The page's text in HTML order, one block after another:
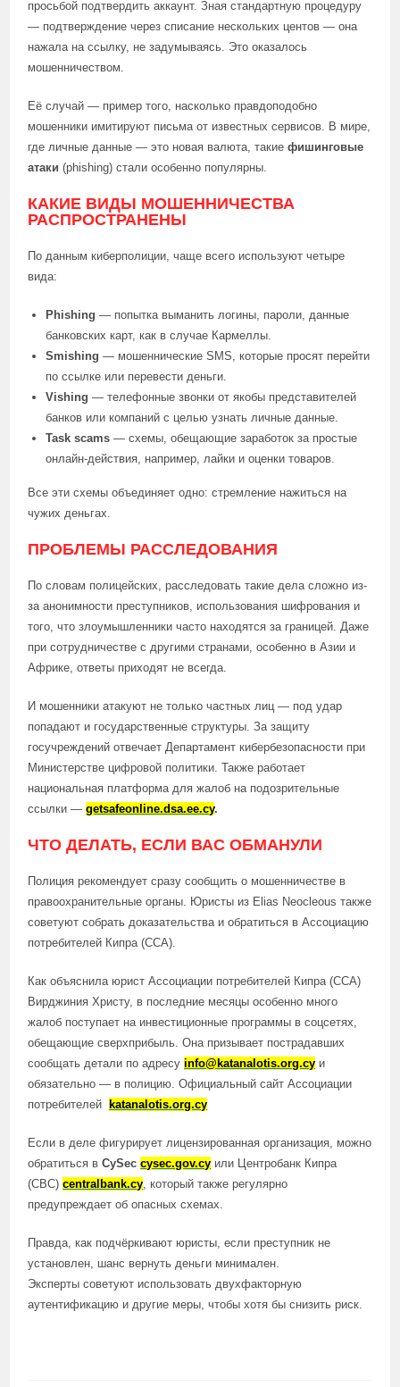
просьбой подтвердить аккаунт. Зная стандартную процедуру
— подтверждение через списание нескольких центов — она
нажала на ссылку, не задумываясь. Это оказалось
мошенничеством.
Её случай — пример того, насколько правдоподобно
мошенники имитируют письма от известных сервисов. В мире,
где личные данные — это новая валюта, такиефишинговые
атаки (phishing) стали особенно популярны.
КАКИЕ ВИДЫ МОШЕННИЧЕСТВА
РАСПРОСТРАНЕНЫ
По данным киберполиции, чаще всего используют четыре
вида:
Phishing — попытка выманить логины, пароли, данные
банковских карт, как в случае Кармеллы.
Smishing — мошеннические SMS, которые просят перейти
по ссылке или перевести деньги.
Vishing — телефонные звонки от якобы представителей
банков или компаний с целью узнать личные данные.
Task scams — схемы, обещающие заработок за простые
онлайн-действия, например, лайки и оценки товаров.
Все эти схемы объединяет одно: стремление нажиться на
чужих деньгах.
ПРОБЛЕМЫ РАССЛЕДОВАНИЯ
По словам полицейских, расследовать такие дела сложно из-
за анонимности преступников, использования шифрования и
того, что злоумышленники часто находятся за границей. Даже
при сотрудничестве с другими странами, особенно в Азии и
Африке, ответы приходят не всегда.
И мошенники атакуют не только частных лиц — под удар
попадают и государственные структуры. За защиту
госучреждений отвечает Департамент кибербезопасности при
Министерстве цифровой политики. Также работает
национальная платформа для жалоб на подозрительные
ссылки —getsafeonline.dsa.ee.cy.
ЧТО ДЕЛАТЬ, ЕСЛИ ВАС ОБМАНУЛИ
Полиция рекомендует сразу сообщить о мошенничестве в
правоохранительные органы. Юристы из Elias Neocleous также
советуют собрать доказательства и обратиться в Ассоциацию
потребителей Кипра (CCA).
Как объяснила юрист Ассоциации потребителей Кипра (CCA)
Вирджиния Христу, в последние месяцы особенно много
жалоб поступает на инвестиционные программы в соцсетях,
обещающие сверхприбыль. Она призывает пострадавших
сообщать детали по адресуinfo@katanalotis.org.cy и
обязательно — в полицию. Официальный сайт Ассоциации
потребителей
katanalotis.org.cy
Если в деле фигурирует лицензированная организация, можно
обратиться вCySec cysec.gov.cy или Центробанк Кипра
(CBC)centralbank.cy, который также регулярно
предупреждает об опасных схемах.
Правда, как подчёркивают юристы, если преступник не
установлен, шанс вернуть деньги минимален.
Эксперты советуют использовать двухфакторную
аутентификацию и другие меры, чтобы хотя бы снизить риск.